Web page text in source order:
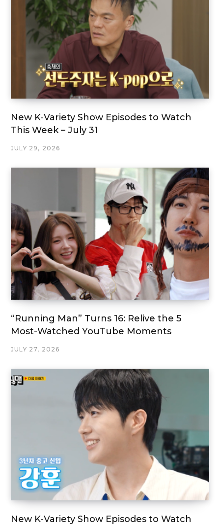
New K-Variety Show Episodes to Watch
This Week – July 31
JULY 29, 2026
“Running Man” Turns 16: Relive the 5
Most-Watched YouTube Moments
JULY 27, 2026
New K-Variety Show Episodes to Watch